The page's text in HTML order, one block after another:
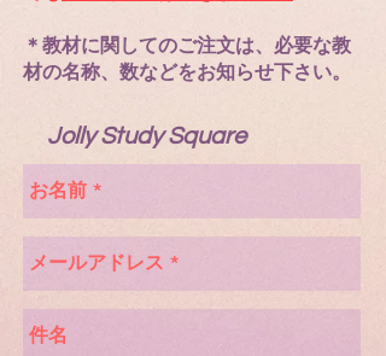
＊教材に関してのご注文は、必要な教
材の名称、数などをお知らせ下さい。
Jolly Study Square